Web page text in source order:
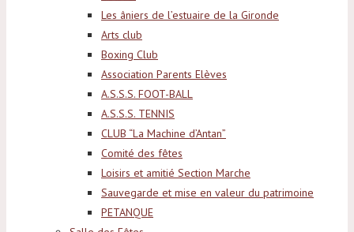
Les âniers de l’estuaire de la Gironde
Arts club
Boxing Club
Association Parents Elèves
A.S.S.S. FOOT-BALL
A.S.S.S. TENNIS
CLUB “La Machine d’Antan”
Comité des fêtes
Loisirs et amitié Section Marche
Sauvegarde et mise en valeur du patrimoine
PETANQUE